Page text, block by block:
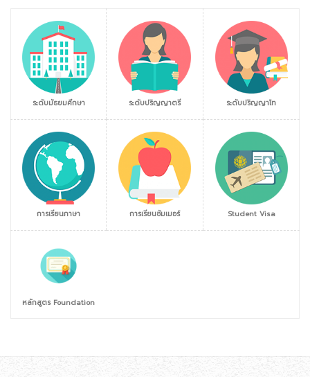
ระดับมัธยมศึกษา ระดับปริญญาตรี ระดับปริญญาโท
การเรียนภาษา การเรียนซัมเมอร์ Student Visa
หลักสูตร Foundation